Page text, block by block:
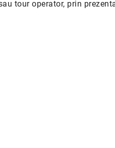
tour operator, prin